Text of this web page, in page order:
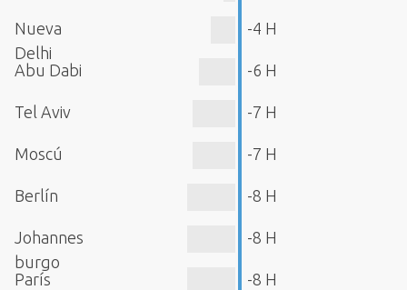
Nueva
Delhi
-4 H
Abu Dabi -6 H
Tel Aviv -7 H
Moscú -7 H
Berlín -8 H
Johannes
burgo
-8 H
París -8 H